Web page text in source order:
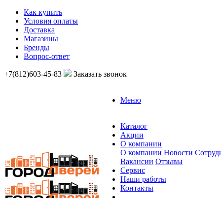
Как купить
Условия оплаты
Доставка
Магазины
Бренды
Вопрос-ответ
+7(812)603-45-83 Заказать звонок
Меню
Каталог
Акции
О компании
О компании Новости
Вакансии Отзывы
Сервис
Наши работы
Контакты